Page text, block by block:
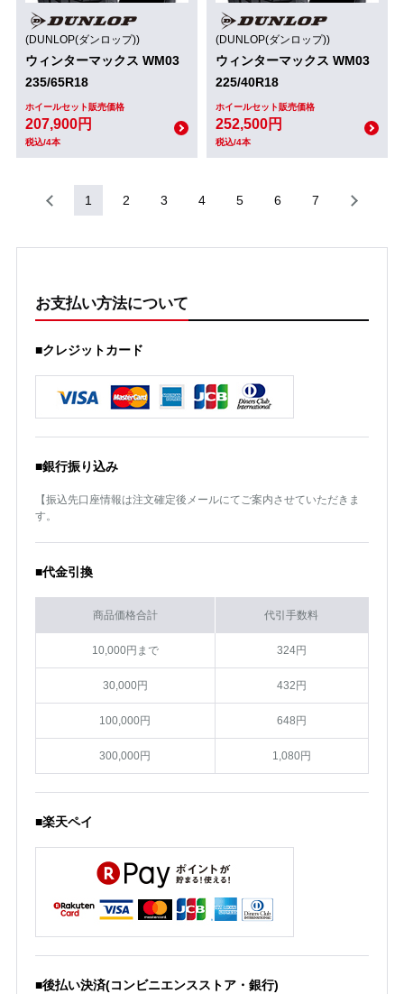
(DUNLOP(ダンロップ))
ウィンターマックス WM03
235/65R18
ホイールセット販売価格
207,900円
税込/4本
(DUNLOP(ダンロップ))
ウィンターマックス WM03
225/40R18
ホイールセット販売価格
252,500円
税込/4本
1 2 3 4 5 6 7
お支払い方法について
■クレジットカード
■銀行振り込み
【振込先口座情報は注文確定後メールにてご案内させていただきま
す。
■代金引換
商品価格合計 代引手数料
10,000円まで 324円
30,000円 432円
100,000円 648円
300,000円 1,080円
■楽天ペイ
■後払い決済(コンビニエンスストア・銀行)